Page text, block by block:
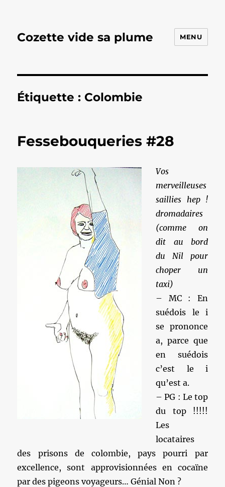
Cozette vide sa plume MENU
Étiquette : Colombie
Fessebouqueries #28
Vos
merveilleuses
saillies hep !
dromadaires
(comme on
dit au bord
du Nil pour
choper un
taxi)
– MC : En
suédois le i
se prononce
a, parce que
en suédois
c’est le i
qu’est a.
– PG : Le top
du top !!!!!
Les
locataires
des prisons de colombie, pays pourri par
excellence, sont approvisionnées en cocaïne
par des pigeons voyageurs… Génial Non ?